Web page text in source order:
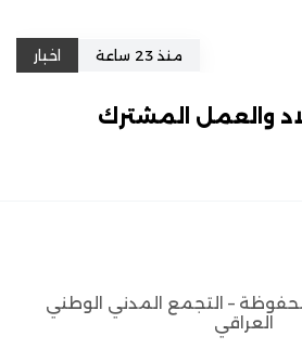
منذ 23 ساعة اخبار
والعمل المشترك
– التجمع المدني الوطني
العراقي